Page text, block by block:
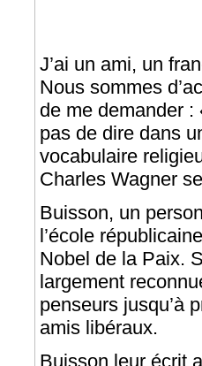
J’ai un ami, un
Nous sommes
de me demander :
pas de dire dans
vocabulaire
Charles Wagner
Buisson, un
l’école
Nobel de la Paix.
largement
penseurs jusqu’à
amis libéraux.
Buisson leur écrit